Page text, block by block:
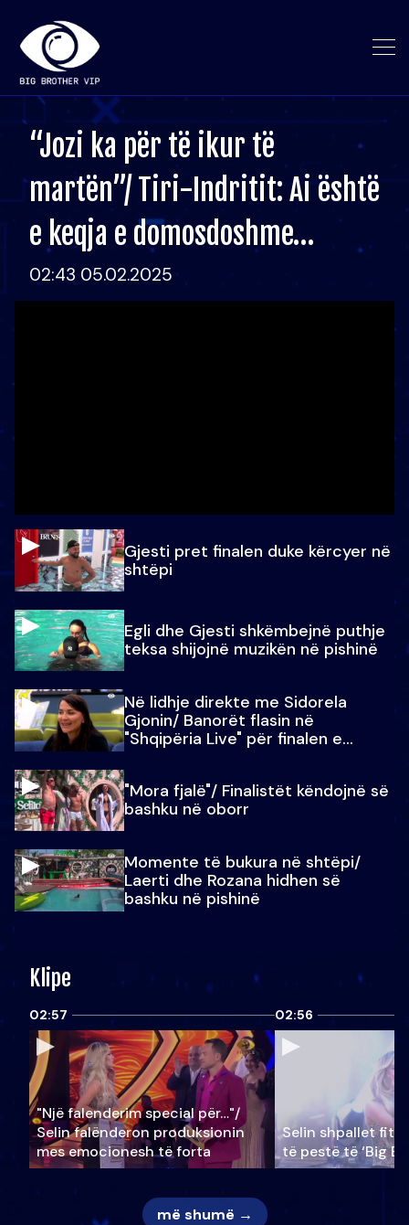
“Jozi ka për të ikur të
martën”/ Tiri-Indritit: Ai është
e keqja e domosdoshme…
02:43 05.02.2025
Gjesti pret finalen duke kërcyer në
shtëpi
Egli dhe Gjesti shkëmbejnë puthje
teksa shijojnë muzikën në pishinë
Në lidhje direkte me Sidorela
Gjonin/ Banorët flasin në
"Shqipëria Live" për finalen e
"Mora fjalë"/ Finalistët këndojnë së
bashku në oborr
Momente të bukura në shtëpi/
Laerti dhe Rozana hidhen së
bashku në pishinë
Klipe
02:57
"Një falenderim special për…"/
Selin falënderon produksionin
mes emocionesh të forta
02:56
Selin shpallet
të pestë të ‘Big
më shumë →